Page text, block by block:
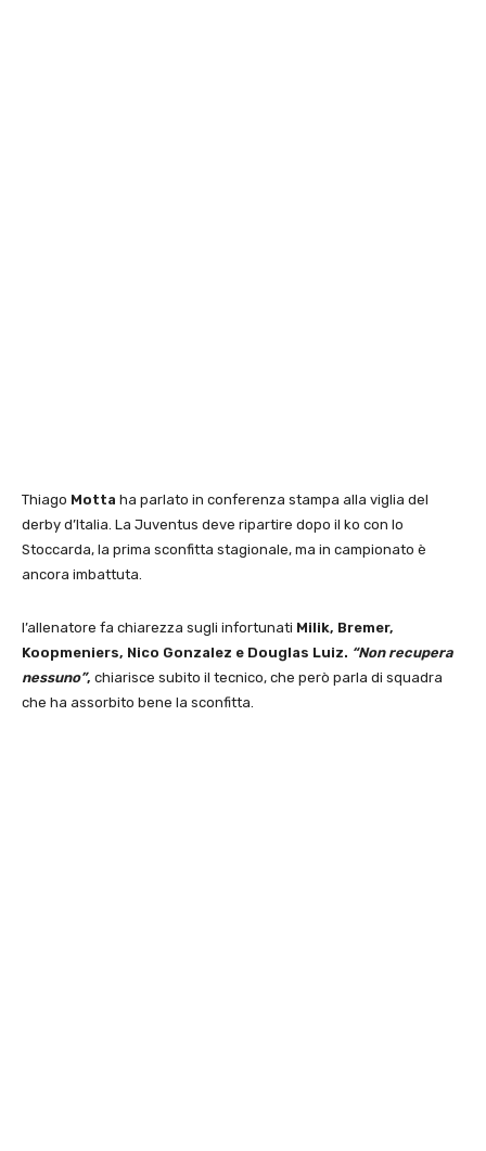
Thiago Motta ha parlato in conferenza stampa alla viglia del
derby d’Italia. La Juventus deve ripartire dopo il ko con lo
Stoccarda, la prima sconfitta stagionale, ma in campionato è
ancora imbattuta.
l’allenatore fa chiarezza sugli infortunati Milik, Bremer,
Koopmeniers, Nico Gonzalez e Douglas Luiz. “Non recupera
nessuno”, chiarisce subito il tecnico, che però parla di squadra
che ha assorbito bene la sconfitta.